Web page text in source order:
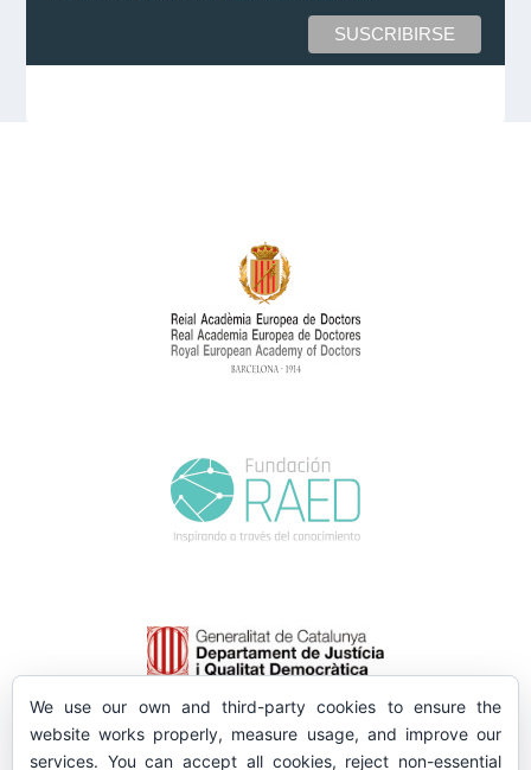
We use our own and third-party cookies to ensure the
website works properly, measure usage, and improve our
services. You can accept all cookies, reject non-essential